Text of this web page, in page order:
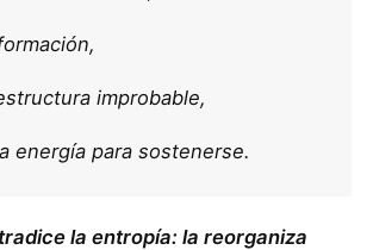
improbable,
energía para sostenerse.
la entropía: la reorganiza